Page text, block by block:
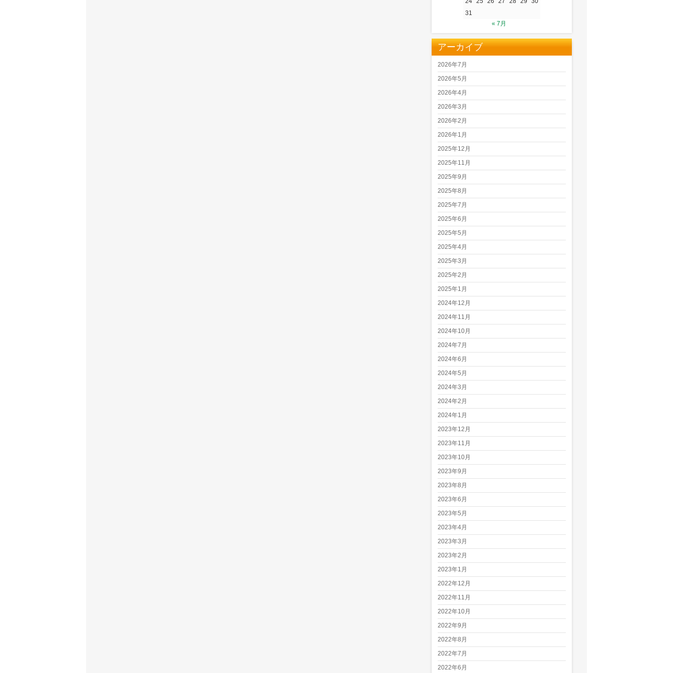
31
« 7月
アーカイブ
2026年7月
2026年5月
2026年4月
2026年3月
2026年2月
2026年1月
2025年12月
2025年11月
2025年9月
2025年8月
2025年7月
2025年6月
2025年5月
2025年4月
2025年3月
2025年2月
2025年1月
2024年12月
2024年11月
2024年10月
2024年7月
2024年6月
2024年5月
2024年3月
2024年2月
2024年1月
2023年12月
2023年11月
2023年10月
2023年9月
2023年8月
2023年6月
2023年5月
2023年4月
2023年3月
2023年2月
2023年1月
2022年12月
2022年11月
2022年10月
2022年9月
2022年8月
2022年7月
2022年6月